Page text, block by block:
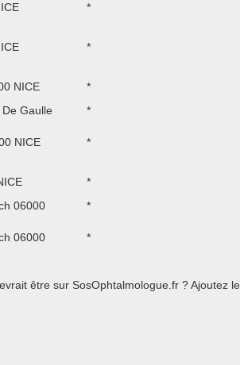
*
*
NICE
*
Gaulle
*
NICE *
*
06000
*
06000
*
être sur SosOphtalmologue.fr ? Ajoutez le